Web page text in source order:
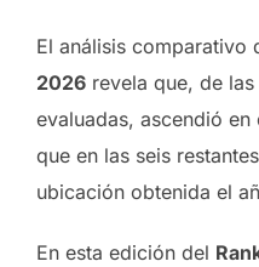
El análisis comparativo
2026 revela que, de las
evaluadas, ascendió
que en las seis
ubicación obtenida el
En esta edición del